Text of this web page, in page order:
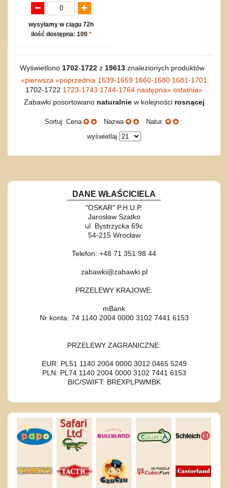
wysyłamy w ciągu 72h
ilość dostępna: 100 *
Wyświetlono 1702-1722z 19613znalezionych produktów
«pierwsza «poprzednia 1639-1659 1660-1680 1681-1701
1702-1722 1723-1743 1744-1764 następna» ostatnia»
Zabawki posortowano naturalniew kolejności rosnącej
Sortuj: Cena Nazwa
Natur.
wyświetlaj
DANE WŁAŚCICIELA
"OSKAR" P.H.U.P.
Jarosław Szatko
ul. Bystrzycka 69c
54-215 Wrocław
Telefon: +48 71 351 98 44
zabawki@zabawki.pl
PRZELEWY KRAJOWE:
mBank
Nr konta: 74 1140 2004 0000 3102 7441 6153
PRZELEWY ZAGRANICZNE:
EUR: PL51 1140 2004 0000 3012 0465 5249
PLN: PL74 1140 2004 0000 3102 7441 6153
BIC/SWIFT: BREXPLPWMBK